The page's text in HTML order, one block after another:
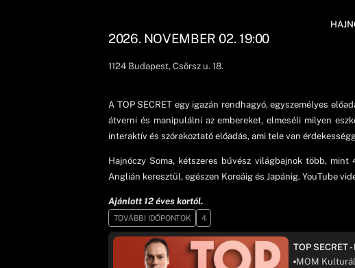
2026. NOVEMBER 02. 19:00
1124 Budapest, Csörsz u. 18.
A TOP SECRET egy igazán rendhagyó, egyszemélyes
átverni és manipulálni az embereket, elmeséli milyen
interaktív és szórakoztató előadás, ami tele van
Hajnóczy Soma, kétszeres bűvész világbajnok több,
Anglián keresztül, egészen Koreáig és Japánig. YouTube
Ajánlott 12 éves kortól.
TOVÁBBI IDŐPONTOK 4
TOP SECRET
MOM